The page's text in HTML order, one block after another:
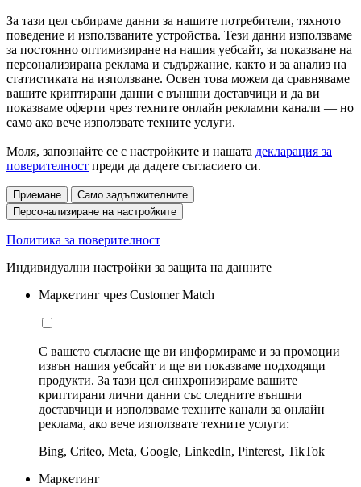
За тази цел събираме данни за нашите потребители, тяхното
поведение и използваните устройства. Тези данни използваме
за постоянно оптимизиране на нашия уебсайт, за показване на
персонализирана реклама и съдържание, както и за анализ на
статистиката на използване. Освен това можем да сравняваме
вашите криптирани данни с външни доставчици и да ви
показваме оферти чрез техните онлайн рекламни канали — но
само ако вече използвате техните услуги.
Моля, запознайте се с настройките и нашата декларация за
поверителност преди да дадете съгласието си.
Приемане
Само задължителните
Персонализиране на настройките
Политика за поверителност
Индивидуални настройки за защита на данните
Маркетинг чрез Customer Match
С вашето съгласие ще ви информираме и за промоции
извън нашия уебсайт и ще ви показваме подходящи
продукти. За тази цел синхронизираме вашите
криптирани лични данни със следните външни
доставчици и използваме техните канали за онлайн
реклама, ако вече използвате техните услуги:
Bing, Criteo, Meta, Google, LinkedIn, Pinterest, TikTok
Маркетинг